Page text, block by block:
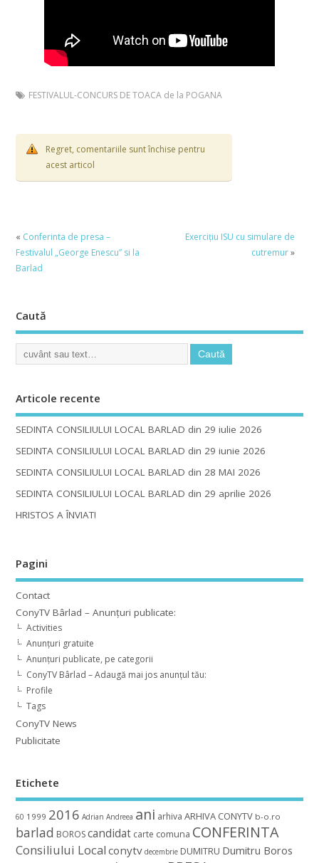
FESTIVALUL-CONCURS DE TOACA de la POGANA
Regret, comentariile sunt închise pentru
acest articol
« Conferinta de presa –
Festivalul „George Enescu” si la
Barlad
Exercițiu ISU cu simulare de
cutremur»
Caută
Articole recente
SEDINTA CONSILIULUI LOCAL BARLAD din 29 iulie 2026
SEDINTA CONSILIULUI LOCAL BARLAD din 29 iunie 2026
SEDINTA CONSILIULUI LOCAL BARLAD din 28 MAI 2026
SEDINTA CONSILIULUI LOCAL BARLAD din 29 aprilie 2026
HRISTOS A ÎNVIAT!
Pagini
Contact
ConyTV Bârlad – Anunțuri publicate:
Activities
Anunțuri gratuite
Anunțuri publicate, pe categorii
ConyTV Bârlad – Adaugă mai jos anunțul tău:
Profile
Tags
ConyTV News
Publicitate
Etichete
60 1999 2016 Adrian Andreea ani arhiva ARHIVA CONYTV b-o.ro
barlad BOROScandidat carte comuna CONFERINTA
Consiliului Local conytv decembrie DUMITRU Dumitru Boros